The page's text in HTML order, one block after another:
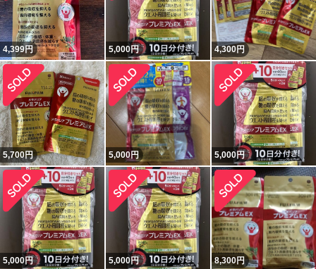
4,399円 5,000円 4,300円
5,700円 5,000円 5,000円
5,000円 5,000円 8,300円